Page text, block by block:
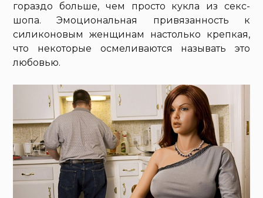
гораздо больше, чем просто кукла из секс-
шопа. Эмоциональная привязанность к
силиконовым женщинам настолько крепкая,
что некоторые осмеливаются называть это
любовью.